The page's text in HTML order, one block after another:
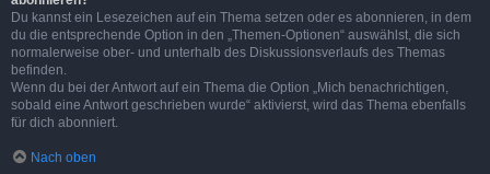
Du kannst ein Lesezeichen auf ein Thema setzen oder es abonnieren, in dem
du die entsprechende Option in den „Themen-Optionen“ auswählst, die sich
normalerweise ober- und unterhalb des Diskussionsverlaufs des Themas
befinden.
Wenn du bei der Antwort auf ein Thema die Option „Mich benachrichtigen,
sobald eine Antwort geschrieben wurde“ aktivierst, wird das Thema ebenfalls
für dich abonniert.
Nach oben